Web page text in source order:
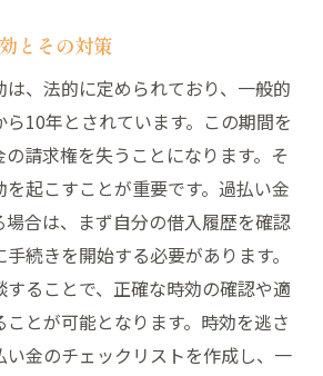
とその対策
、法的に定められており、一般的
10年とされています。この期間を
請求権を失うことになります。そ
起こすことが重要です。過払い金
場合は、まず自分の借入履歴を確認
続きを開始する必要があります。
することで、正確な時効の確認や適
とが可能となります。時効を逃さ
い金のチェックリストを作成し、一